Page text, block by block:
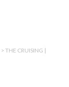
> THE CRUISING |